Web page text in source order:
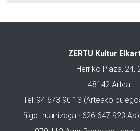
ZERTU Kultur
Herriko Plaza, 24,
48142 Artea
Tel: 94 673 90 13 (Arteako
Iñigo Iruarrizaga · 626 647 923